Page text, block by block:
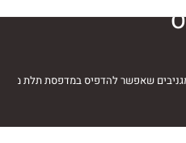
שאפשר להדפיס במדפסת תלת